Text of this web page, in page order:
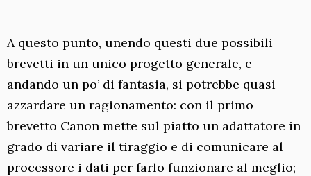
A questo punto, unendo questi due possibili
brevetti in un unico progetto generale, e
andando un po’ di fantasia, si potrebbe quasi
azzardare un ragionamento: con il primo
brevetto Canon mette sul piatto un adattatore in
grado di variare il tiraggio e di comunicare al
processore i dati per farlo funzionare al meglio;